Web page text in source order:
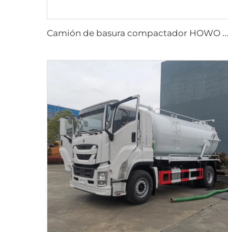
C
amión de basura compactador HOWO 6*4 20cbm con sistema hidráulico PLC, carga trasera, para gestión de residuos